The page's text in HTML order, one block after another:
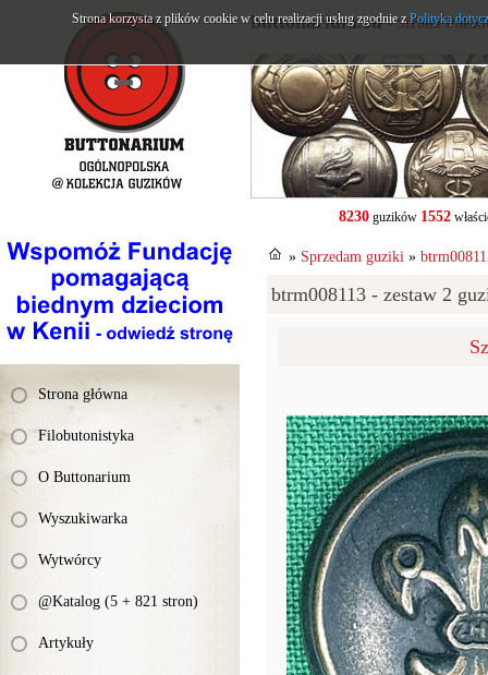
Strona główna
Filobutonistyka
O Buttonarium
Wyszukiwarka
Wytwórcy
@Katalog (5 + 821 stron)
Artykuły
buttonarium.eu- Strona
8230guzików 1552
» Sprzedam guziki »
btrm008113 - zestaw 2
Strona korzysta z plików cookie w celu realizacji usług zgodnie zPolityką